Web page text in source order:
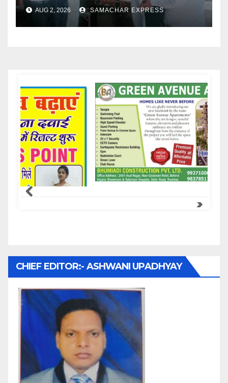
दी भावभीनी श्रद्धांजलि
AUG 2, 2026 SAMACHAR EXPRESS
Samachar Express
CHIEF EDITOR:- ASHWANI UPADHYAY